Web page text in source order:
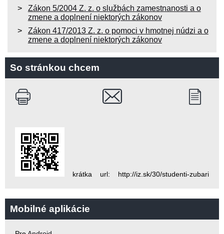
Zákon 5/2004 Z. z. o službách zamestnanosti a o
zmene a doplnení niektorých zákonov
Zákon 417/2013 Z. z. o pomoci v hmotnej núdzi a o
zmene a doplnení niektorých zákonov
So stránkou chcem
krátka url: http://iz.sk/30/studenti-zubari
Mobilné aplikácie